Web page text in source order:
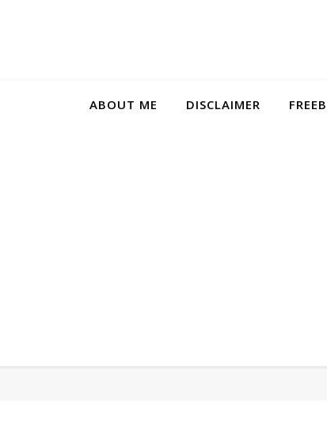
ABOUT ME DISCLAIMER